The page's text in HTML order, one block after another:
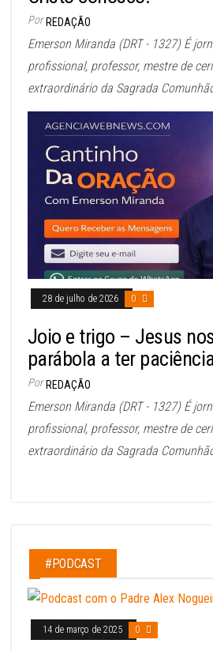
Por REDAÇÃO
Emerson Miranda (DRT - 1327) É
profissional, professor, mestre de
extraordinário da Sagrada
28 de julho de 2026 0
Joio e trigo – Jesus
parábola a ter
Por REDAÇÃO
Emerson Miranda (DRT - 1327) É
profissional, professor, mestre de
extraordinário da Sagrada
#PODCAST
14 de março de 2025 0